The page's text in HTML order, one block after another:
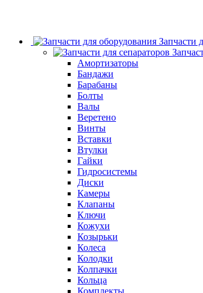
Запчасти
Амортизаторы
Бандажи
Барабаны
Болты
Валы
Веретено
Винты
Вставки
Втулки
Гайки
Гидросистемы
Диски
Камеры
Клапаны
Ключи
Кожухи
Козырьки
Колеса
Колодки
Колпачки
Кольца
Комплекты